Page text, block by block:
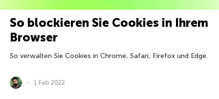
So blockieren Sie Cookies in Ihrem
Browser
So verwalten Sie Cookies in Chrome, Safari, Firefox und Edge.
1 Feb 2022